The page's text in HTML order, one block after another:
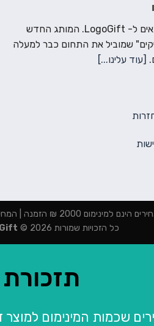
ברוכים הבאים ל- LogoGift. המותג החדש
שמוביל את התחום כבר למעלה
[עוד עלינו...]
למינימום 2000 ₪ הזמנה | המחירים לא כוללים מיתוג | המחירים לא כוללים מע"מ
כל הזכויות שמורות 2026 ©
תזכורת
שכמות המינימום למוצר זה הינה :